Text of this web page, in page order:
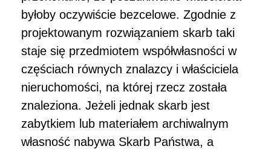
byłoby oczywiście bezcelowe. Zgodnie z
projektowanym rozwiązaniem skarb taki
staje się przedmiotem współwłasności w
częściach równych znalazcy i właściciela
nieruchomości, na której rzecz została
znaleziona. Jeżeli jednak skarb jest
zabytkiem lub materiałem archiwalnym
własność nabywa Skarb Państwa, a